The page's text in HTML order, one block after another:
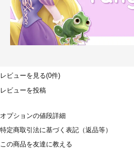
レビューを見る(0件)
レビューを投稿
オプションの値段詳細
特定商取引法に基づく表記（返品等）
この商品を友達に教える